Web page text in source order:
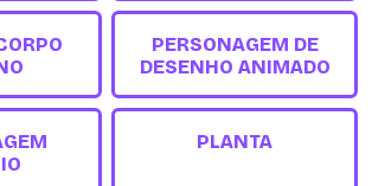
PERSONAGEM DE
DESENHO ANIMADO
PLANTA